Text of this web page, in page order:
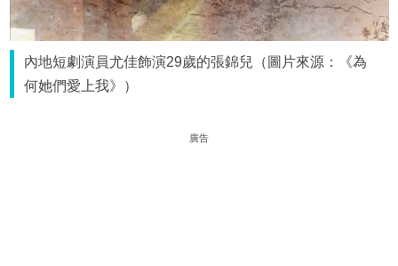
內地短劇演員尤佳飾演29歲的張錦兒（圖片來源：《為
何她們愛上我》）
廣告